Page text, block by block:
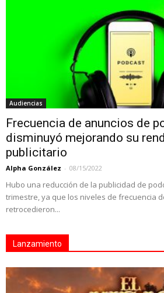
Audiencias
Frecuencia de anuncios de
disminuyó mejorando su
publicitario
Alpha González - 08/15/2022
Hubo una reducción de la publicidad de
trimestre, ya que los niveles de frecuencia
retrocedieron...
Lanzamiento